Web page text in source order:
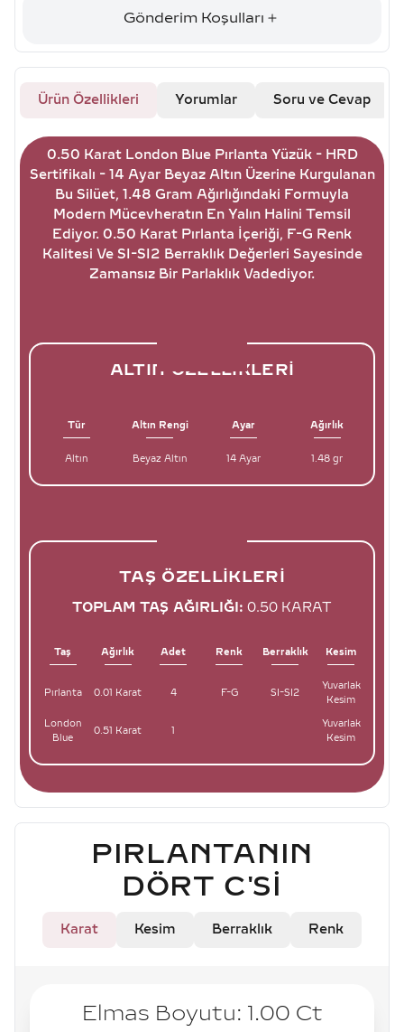
Gönderim Koşulları
Ürün Özellikleri Yorumlar Soru ve Cevap
0.50 Karat London Blue Pırlanta Yüzük - HRD
Sertifikalı - 14 Ayar Beyaz Altın Üzerine Kurgulanan
Bu Silüet, 1.48 Gram Ağırlığındaki Formuyla
Modern Mücevheratın En Yalın Halini Temsil
Ediyor. 0.50 Karat Pırlanta İçeriği, F-G Renk
Kalitesi Ve SI-SI2 Berraklık Değerleri Sayesinde
Zamansız Bir Parlaklık Vadediyor.
ALTIN ÖZELLIKLERI
Tür Altın Rengi Ayar Ağırlık
Altın Beyaz Altın 14 Ayar 1.48 gr
TAŞ ÖZELLIKLERI
TOPLAM TAŞ AĞIRLIĞI: 0.50 KARAT
Taş Ağırlık Adet Renk Berraklık Kesim
Pırlanta 0.01 Karat 4 F-G SI-SI2
Yuvarlak
Kesim
London
Blue
0.51 Karat 1
Yuvarlak
Kesim
PIRLANTANIN
DÖRT C'SI
Karat Kesim Berraklık Renk
Elmas Boyutu: 1.00 Ct